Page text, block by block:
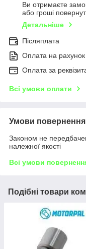
Ви отримаєте
або гроші
Детальніше
Післяплата
Оплата на рахунок
Оплата за
Всі умови оплати
Умови повернення
Законом не
належної якості
Всі умови
Подібні товари